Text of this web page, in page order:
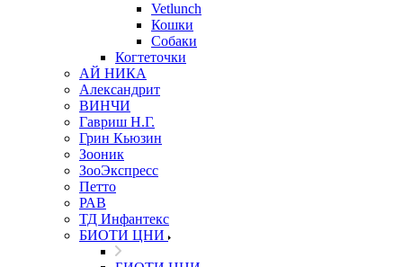
Vetlunch
Кошки
Собаки
Когтеточки
АЙ НИКА
Александрит
ВИНЧИ
Гавриш Н.Г.
Грин Кьюзин
Зооник
ЗооЭкспресс
Петто
РАВ
ТД Инфантекс
БИОТИ ЦНИ